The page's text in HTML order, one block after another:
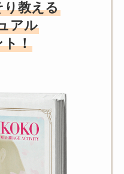
教える
アル
ト！